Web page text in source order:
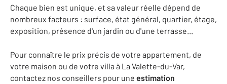
Chaque bien est unique, et sa valeur réelle dépend de
nombreux facteurs : surface, état général, quartier, étage,
exposition, présence d'un jardin ou d'une terrasse...
Pour connaître le prix précis de votre appartement, de
votre maison ou de votre villa à La Valette-du-Var,
contactez nos conseillers pour une estimation